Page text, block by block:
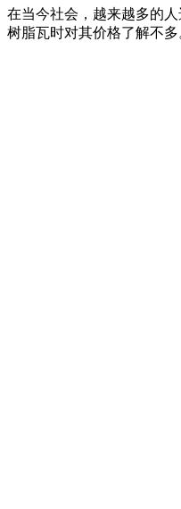
在当今社会，越来越多的
树脂瓦时对其价格了解不